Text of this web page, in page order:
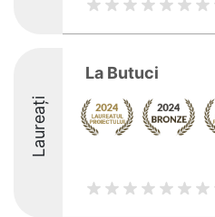
Laureați
La Butuci